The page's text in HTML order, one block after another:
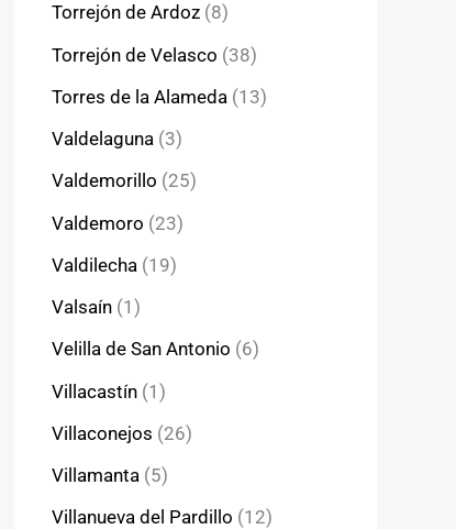
Torrejón de Ardoz (8)
Torrejón de Velasco (38)
Torres de la Alameda (13)
Valdelaguna (3)
Valdemorillo (25)
Valdemoro (23)
Valdilecha (19)
Valsaín (1)
Velilla de San Antonio (6)
Villacastín (1)
Villaconejos (26)
Villamanta (5)
Villanueva del Pardillo (12)